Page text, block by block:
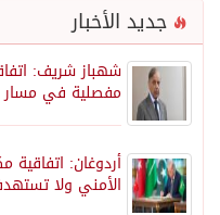
جديد الأخبار
شهباز شريف:
مفصلية في مسار
أردوغان: اتفاقية
الأمني ولا